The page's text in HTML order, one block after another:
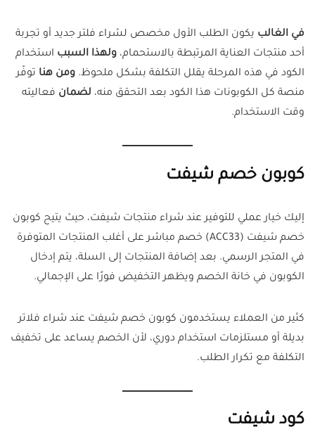
في الغالب يكون الطلب الأول مخصص لشراء فلتر جديد أو تجربة
أحد منتجات العناية المرتبطة بالاستحمام، ولهذا السبب استخدام
الكود في هذه المرحلة يقلل التكلفة بشكل ملحوظ. ومن هنا توفّر
منصة كل الكوبونات هذا الكود بعد التحقق منه، لضمان فعاليته
وقت الاستخدام.
كوبون خصم شيفت
إليك خيار عملي للتوفير عند شراء منتجات شيفت، حيث يتيح كوبون
خصم شيفت (ACC33) خصم مباشر على أغلب المنتجات المتوفرة
في المتجر الرسمي. بعد إضافة المنتجات إلى السلة، يتم إدخال
الكوبون في خانة الخصم ويظهر التخفيض فورًا على الإجمالي.
كثير من العملاء يستخدمون كوبون خصم شيفت عند شراء فلاتر
بديلة أو مستلزمات استخدام دوري، لأن الخصم يساعد على تخفيف
التكلفة مع تكرار الطلب.
كود شيفت